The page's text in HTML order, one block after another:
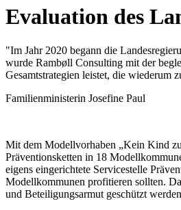
Evaluation des
"Im Jahr 2020 begann die
wurde Rambøll Consulting mit der
Gesamtstrategien leistet, die wiederum
Familienministerin Josefine Paul
Mit dem Modellvorhaben „Kein Kind
Präventionsketten in 18
eigens eingerichtete Servicestelle
Modellkommunen profitieren sollten.
und Beteiligungsarmut geschützt